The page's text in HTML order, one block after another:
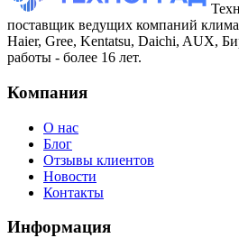
поставщик ведущих компаний
Haier, Gree, Kentatsu, Daichi, AUX,
работы - более 16 лет.
Компания
О нас
Блог
Отзывы клиентов
Новости
Контакты
Информация